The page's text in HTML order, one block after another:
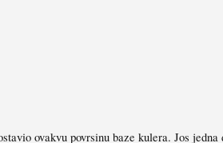
ovakvu povrsinu baze kulera. Jos